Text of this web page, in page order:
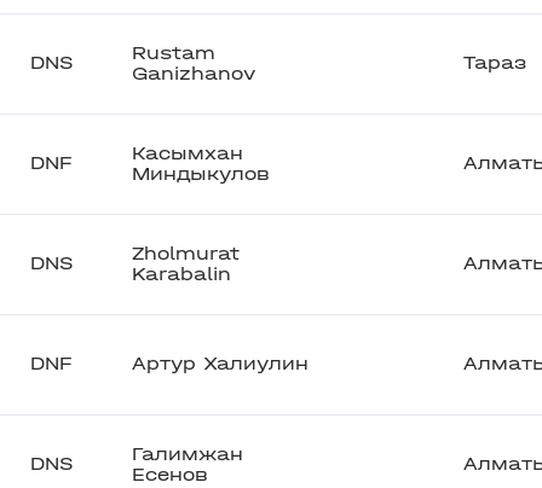
DNS
Rustam
Ganizhanov
Тараз
DNF
Касымхан
Миндыкулов
DNS
Zholmurat
Karabalin
DNF Артур Халиулин
DNS
Галимжан
Есенов